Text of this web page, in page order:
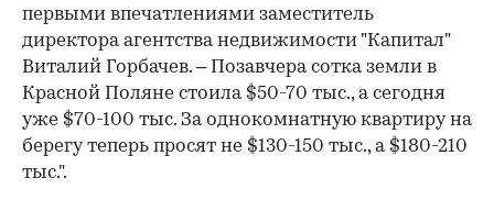
первыми впечатлениями заместитель
директора агентства недвижимости "Капитал"
Виталий Горбачев. – Позавчера сотка земли в
Красной Поляне стоила $50-70 тыс., а сегодня
уже $70-100 тыс. За однокомнатную квартиру на
берегу теперь просят не $130-150 тыс., а $180-210
тыс.".